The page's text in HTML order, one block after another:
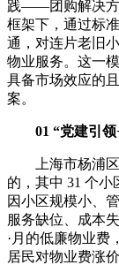
践——团购解决方
框架下，通过标
通，对连片老旧
物业服务。这一
具备市场效应的
案。
01 “党建引领+
上海市杨浦区
的，其中 31 个小
因小区规模小、
服务缺位、成本
·月的低廉物业费
居民对物业费涨